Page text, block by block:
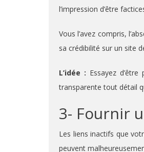
l’impression d’être
Vous l’avez compris,
sa crédibilité sur un site
L’idée : Essayez
transparente tout détail
3- Fournir
Les liens inactifs que
peuvent